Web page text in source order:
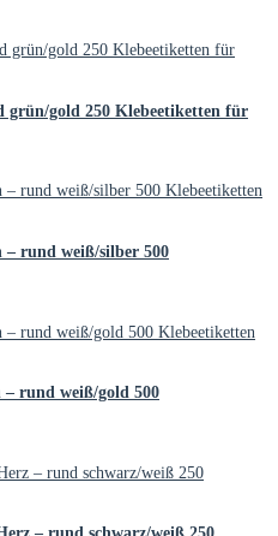
grün/gold 250 Klebeetiketten für
– rund weiß/silber 500
– rund weiß/gold 500